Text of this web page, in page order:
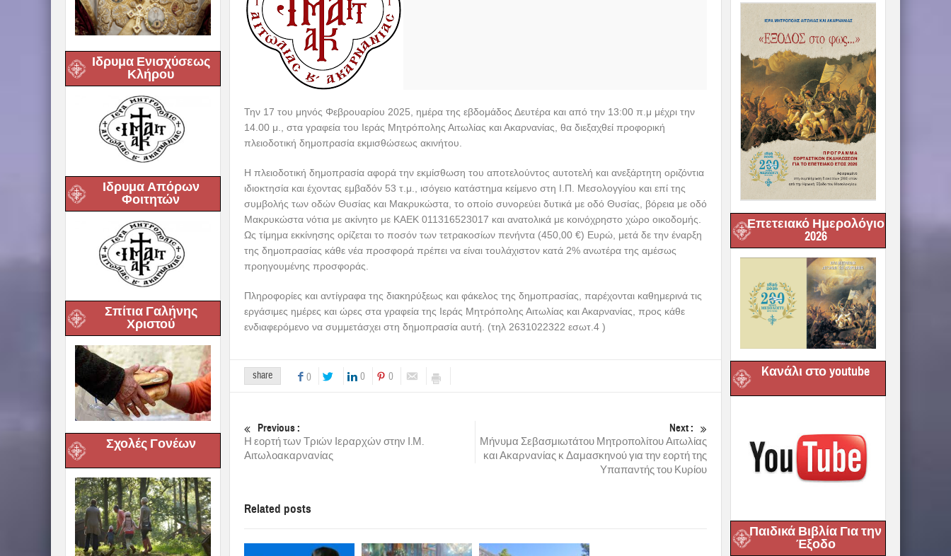
Ιδρυμα Ενισχύσεως
Κλήρου
Ιδρυμα Απόρων
Φοιτητών
Σπίτια Γαλήνης
Χριστού
Σχολές Γονέων
Την 17 του μηνός Φεβρουαρίου 2025, ημέρα της εβδομάδος Δευτέρα και από την 13:00 π.μ μέχρι την
14.00 μ., στα γραφεία του Ιεράς Μητρόπολης Αιτωλίας και Ακαρνανίας, θα διεξαχθεί προφορική
πλειοδοτική δημοπρασία εκμισθώσεως ακινήτου.
Η πλειοδοτική δημοπρασία αφορά την εκμίσθωση του αποτελούντος αυτοτελή και ανεξάρτητη οριζόντια
ιδιοκτησία και έχοντας εμβαδόν 53 τ.μ., ισόγειο κατάστημα κείμενο στη Ι.Π. Μεσολογγίου και επί της
συμβολής των οδών Θυσίας και Μακρυκώστα, το οποίο συνορεύει δυτικά με οδό Θυσίας, βόρεια με οδό
Μακρυκώστα νότια με ακίνητο με ΚΑΕΚ 011316523017 και ανατολικά με κοινόχρηστο χώρο οικοδομής.
Ως τίμημα εκκίνησης ορίζεται το ποσόν των τετρακοσίων πενήντα (450,00 €) Ευρώ, μετά δε την έναρξη
της δημοπρασίας κάθε νέα προσφορά πρέπει να είναι τουλάχιστον κατά 2% ανωτέρα της αμέσως
προηγουμένης προσφοράς.
Πληροφορίες και αντίγραφα της διακηρύξεως και φάκελος της δημοπρασίας, παρέχονται καθημερινά τις
εργάσιμες ημέρες και ώρες στα γραφεία της Ιεράς Μητρόπολης Αιτωλίας και Ακαρνανίας, προς κάθε
ενδιαφερόμενο να συμμετάσχει στη δημοπρασία αυτή. (τηλ 2631022322 εσωτ.4 )
share 0 0 0
Previous :
Η εορτή των Τριών Ιεραρχών στην Ι.Μ.
Αιτωλοακαρνανίας
Next :
Μήνυμα Σεβασμιωτάτου Μητροπολίτου Αιτωλίας
και Ακαρνανίας κ Δαμασκηνού για την εορτή της
Υπαπαντής του Κυρίου
Related posts
Επετειακό Ημερολόγιο
2026
Kανάλι στο youtube
Παιδικά Βιβλία Για την
Έξοδο